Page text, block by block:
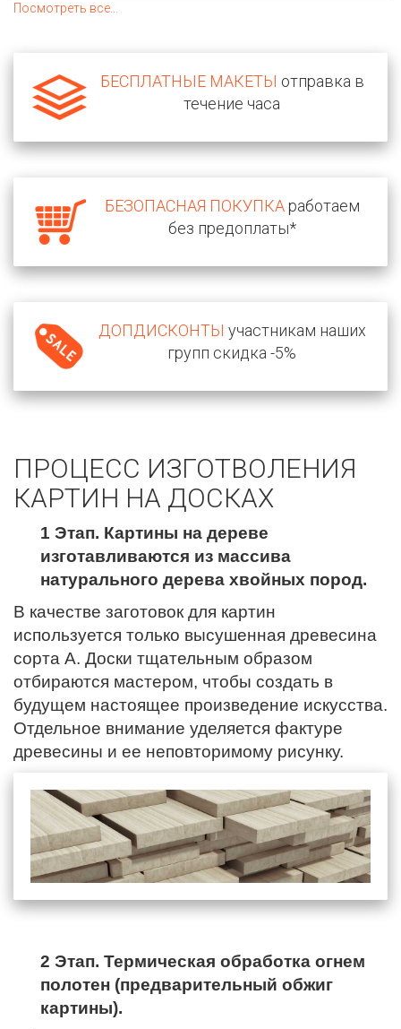
Посмотреть все...
БЕСПЛАТНЫЕ МАКЕТЫ отправка в
течение часа
БЕЗОПАСНАЯ ПОКУПКАработаем
без предоплаты*
ДОПДИСКОНТЫ участникам наших
групп скидка -5%
ПРОЦЕСС ИЗГОТВОЛЕНИЯ
КАРТИН НА ДОСКАХ
1 Этап. Картины на дереве
изготавливаются из массива
натурального дерева хвойных пород.
В качестве заготовок для картин
используется только высушенная древесина
сорта А. Доски тщательным образом
отбираются мастером, чтобы создать в
будущем настоящее произведение искусства.
Отдельное внимание уделяется фактуре
древесины и ее неповторимому рисунку.
2 Этап. Термическая обработка огнем
полотен (предварительный обжиг
картины).